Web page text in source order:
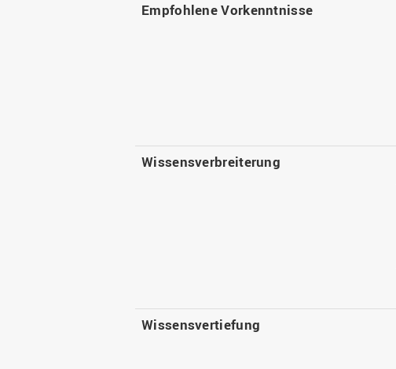
Empfohlene Vorkenntnisse
Wissensverbreiterung
Wissensvertiefung